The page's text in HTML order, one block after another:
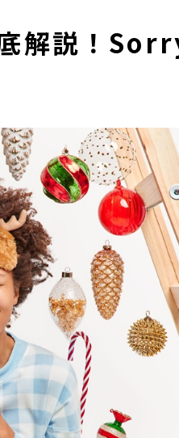
解説！